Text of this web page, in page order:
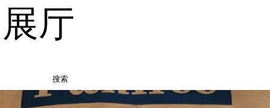
厅
搜索